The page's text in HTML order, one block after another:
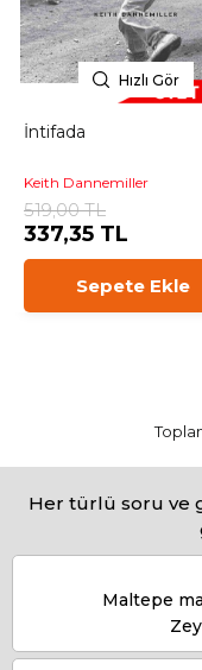
Hızlı Gör
İntifada
Keith Dannemiller
519,00 TL
337,35 TL
Sepete Ekle
Her türlü soru ve
Maltepe